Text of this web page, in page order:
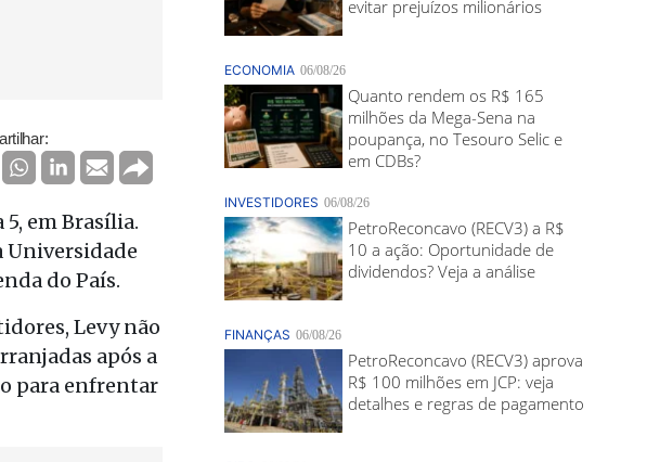
em Brasília.
Universidade
do País.
Levy não
após a
para enfrentar